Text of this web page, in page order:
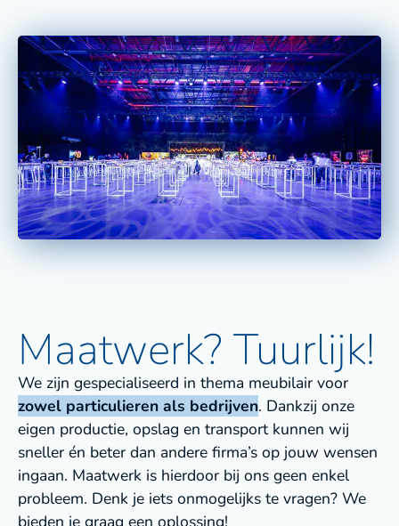
Maatwerk? Tuurlijk!
We zijn gespecialiseerd in thema meubilair voor
zowel particulieren als bedrijven. Dankzij onze
eigen productie, opslag en transport kunnen wij
sneller én beter dan andere firma’s op jouw wensen
ingaan. Maatwerk is hierdoor bij ons geen enkel
probleem. Denk je iets onmogelijks te vragen? We